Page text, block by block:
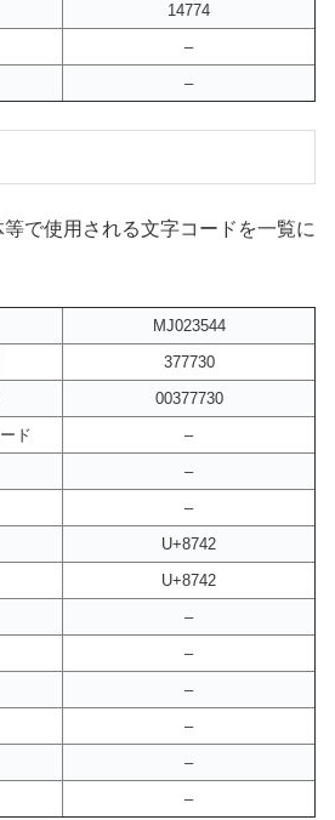
14774
–
–
で使用される文字コードを一覧に
MJ023544
377730
00377730
ド
–
–
–
U+8742
U+8742
–
–
–
–
–
–